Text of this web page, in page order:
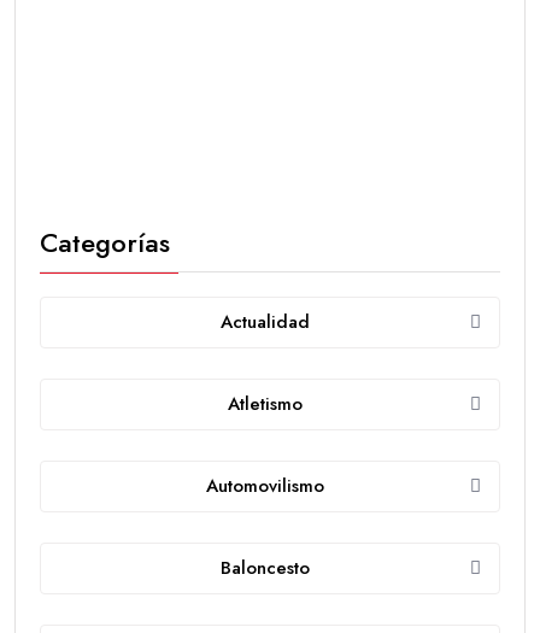
Categorías
Actualidad
Atletismo
Automovilismo
Baloncesto